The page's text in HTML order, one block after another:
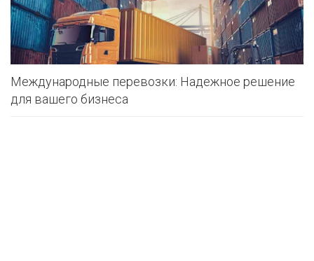
Международные перевозки: Надежное решение
для вашего бизнеса